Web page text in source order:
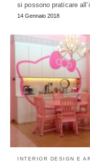
si possono praticare
14 Gennaio 2018
INTERIOR DESIGN E